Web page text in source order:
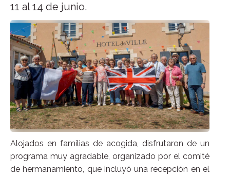
11 al 14 de junio.
Alojados en familias de acogida, disfrutaron de un
programa muy agradable, organizado por el comité
de hermanamiento, que incluyó una recepción en el